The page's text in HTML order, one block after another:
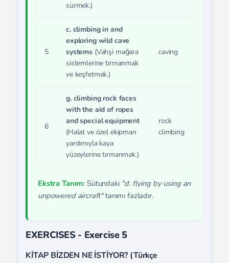
sürmek.)
5
c. climbing in and
exploring wild cave
systems (Vahşi mağara
sistemlerine tırmanmak
ve keşfetmek.)
caving
6
g. climbing rock faces
with the aid of ropes
and special equipment
(Halat ve özel ekipman
yardımıyla kaya
yüzeylerine tırmanmak.)
rock
climbing
Ekstra Tanım: Sütundaki "d. flying by using an
unpowered aircraft"tanımı fazladır.
EXERCISES - Exercise 5
KİTAP BİZDEN NE İSTİYOR? (Türkçe